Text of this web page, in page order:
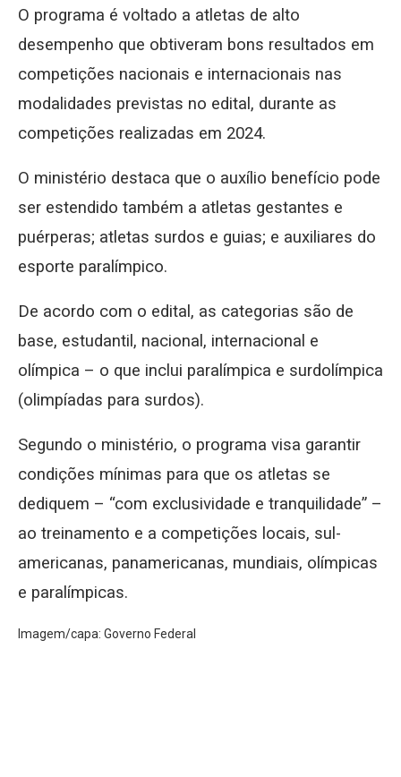
O programa é voltado a atletas de alto
desempenho que obtiveram bons resultados em
competições nacionais e internacionais nas
modalidades previstas no edital, durante as
competições realizadas em 2024.
O ministério destaca que o auxílio benefício pode
ser estendido também a atletas gestantes e
puérperas; atletas surdos e guias; e auxiliares do
esporte paralímpico.
De acordo com o edital, as categorias são de
base, estudantil, nacional, internacional e
olímpica – o que inclui paralímpica e surdolímpica
(olimpíadas para surdos).
Segundo o ministério, o programa visa garantir
condições mínimas para que os atletas se
dediquem – “com exclusividade e tranquilidade” –
ao treinamento e a competições locais, sul-
americanas, panamericanas, mundiais, olímpicas
e paralímpicas.
Imagem/capa: Governo Federal